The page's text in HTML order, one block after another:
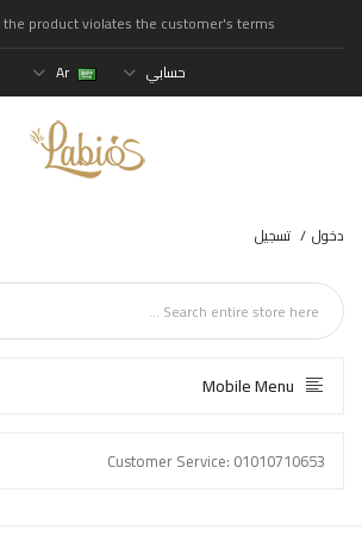
product violates the customer's terms
حسابي
Ar
دخول تسجيل
Mobile Menu
Customer Service: 01010710653